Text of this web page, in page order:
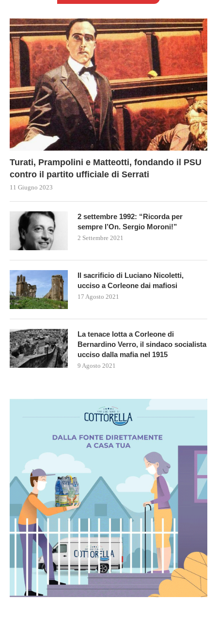
Turati, Prampolini e Matteotti, fondando il PSU
contro il partito ufficiale di Serrati
11 Giugno 2023
2 settembre 1992: “Ricorda per
sempre l’On. Sergio Moroni!”
2 Settembre 2021
Il sacrificio di Luciano Nicoletti,
ucciso a Corleone dai mafiosi
17 Agosto 2021
La tenace lotta a Corleone di
Bernardino Verro, il sindaco socialista
ucciso dalla mafia nel 1915
9 Agosto 2021